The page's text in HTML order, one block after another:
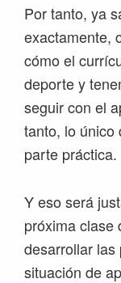
Por tanto, ya
exactamente,
cómo el
deporte y
seguir con el
tanto, lo único
parte práctica.
Y eso será
próxima clase
desarrollar
situación de